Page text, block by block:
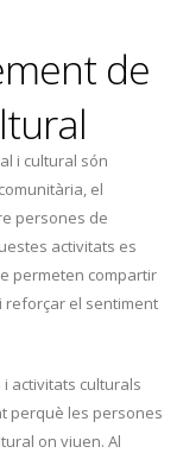
de
i cultural són
el
persones de
activitats es
permeten compartir
reforçar el sentiment
activitats culturals
perquè les persones
on viuen. Al